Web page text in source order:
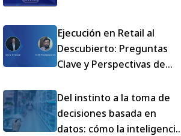
Ejecución en Retail al
Descubierto: Preguntas
Clave y Perspectivas de
Mondelez
Del instinto a la toma de
decisiones basada en
datos: cómo la inteligencia